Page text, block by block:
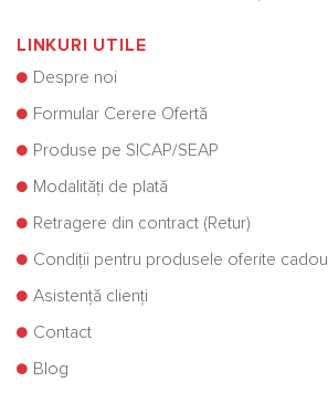
LINKURI UTILE
Despre noi
Formular Cerere Ofertă
Produse pe SICAP/SEAP
Modalități de plată
Retragere din contract (Retur)
Condiții pentru produsele oferite cadou
Asistență clienți
Contact
Blog